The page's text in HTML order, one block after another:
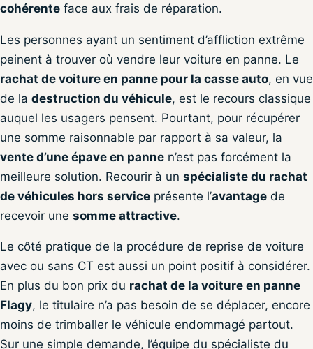
cohérente face aux frais de réparation.
Les personnes ayant un sentiment d’affliction extrême
peinent à trouver où vendre leur voiture en panne. Le
rachat de voiture en panne pour la casse auto, en vue
de la destruction du véhicule, est le recours classique
auquel les usagers pensent. Pourtant, pour récupérer
une somme raisonnable par rapport à sa valeur, la
vente d’une épave en panne n’est pas forcément la
meilleure solution. Recourir à un spécialiste du rachat
de véhicules hors service présente l’avantage de
recevoir une somme attractive.
Le côté pratique de la procédure de reprise de voiture
avec ou sans CT est aussi un point positif à considérer.
En plus du bon prix du rachat de la voiture en panne
Flagy, le titulaire n’a pas besoin de se déplacer, encore
moins de trimballer le véhicule endommagé partout.
Sur une simple demande, l’équipe du spécialiste du